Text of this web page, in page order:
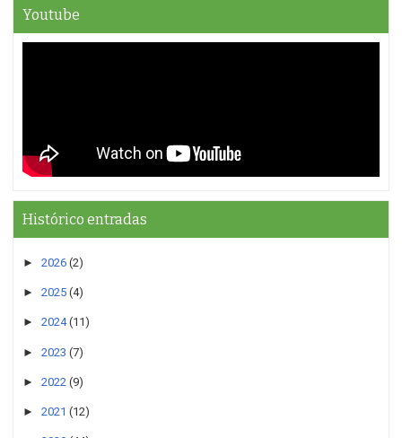
Youtube
Histórico entradas
► 2026 (2)
► 2025 (4)
► 2024 (11)
► 2023 (7)
► 2022 (9)
► 2021 (12)